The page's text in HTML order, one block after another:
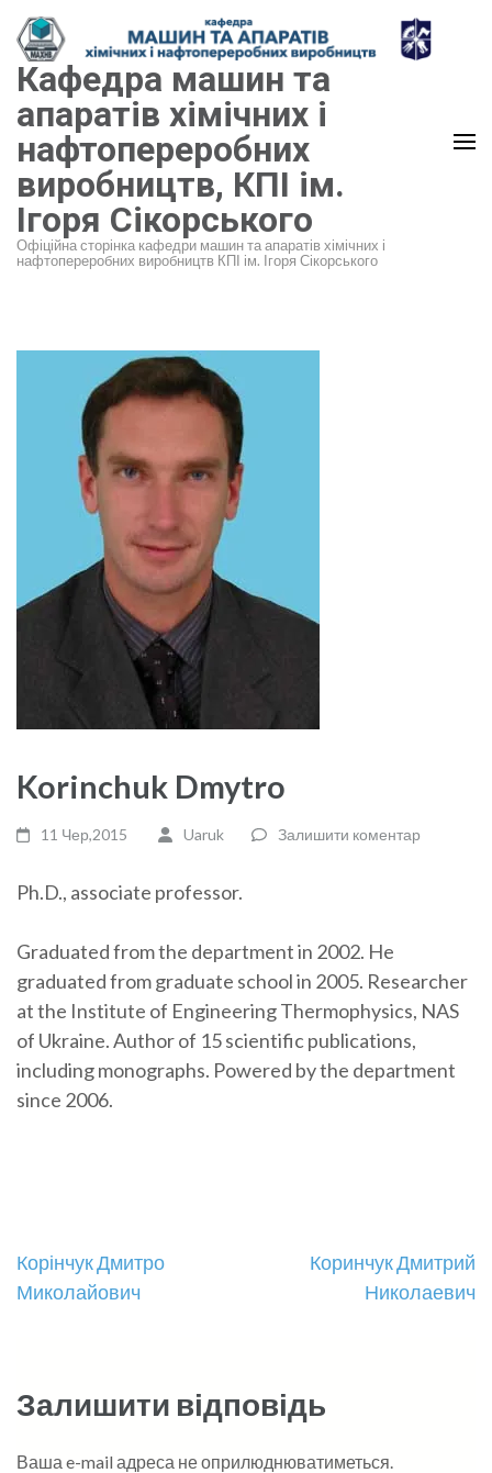
Перейти
до
вмісту
(натисніть
Enter)
Кафедра машин та
апаратів хімічних і
нафтопереробних
виробництв, КПІ ім.
Ігоря Сікорського
Офіційна сторінка кафедри машин та апаратів хімічних і
нафтопереробних виробництв КПІ ім. Ігоря Сікорського
Korinchuk Dmytro
11 Чер,2015 Uaruk Залишити коментар
Ph.D., associate professor.
Graduated from the department in 2002. He
graduated from graduate school in 2005. Researcher
at the Institute of Engineering Thermophysics, NAS
of Ukraine. Author of 15 scientific publications,
including monographs. Powered by the department
since 2006.
Навігація
записів
Корінчук Дмитро
Миколайович
Коринчук Дмитрий
Николаевич
Залишити відповідь
Ваша e-mail адреса не оприлюднюватиметься.